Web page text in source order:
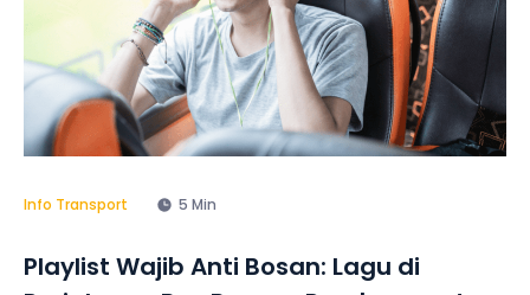
Info Transport 5 Min
Playlist Wajib Anti Bosan: Lagu di